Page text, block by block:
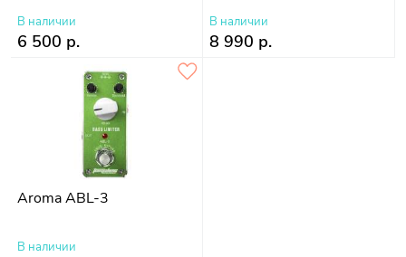
В наличии
6 500 р.
В наличии
8 990 р.
Aroma ABL-3
В наличии